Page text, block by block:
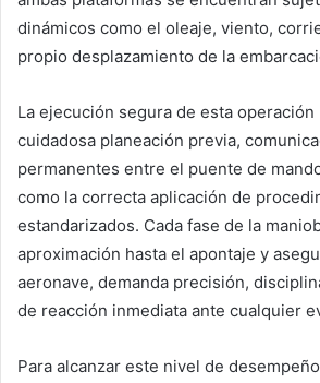
dinámicos como el oleaje, viento,
propio desplazamiento de la
La ejecución segura de esta
cuidadosa planeación previa,
permanentes entre el puente de
como la correcta aplicación de
estandarizados. Cada fase de la
aproximación hasta el apontaje y
aeronave, demanda precisión,
de reacción inmediata ante cualquier
Para alcanzar este nivel de